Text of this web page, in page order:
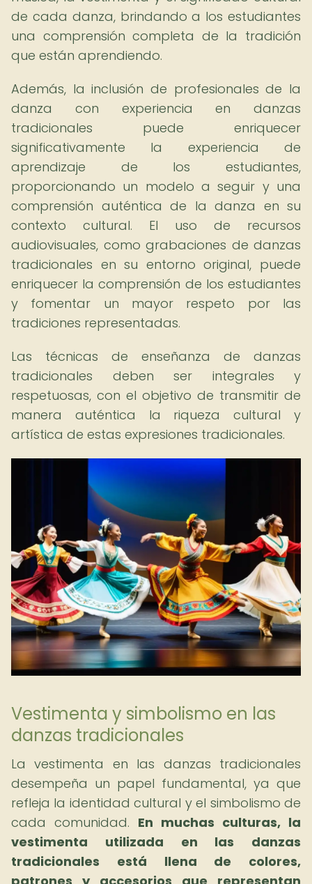
de cada danza, brindando a los estudiantes
una comprensión completa de la tradición
que están aprendiendo.
Además, la inclusión de profesionales de la
danza con experiencia en danzas
tradicionales puede enriquecer
significativamente la experiencia de
aprendizaje de los estudiantes,
proporcionando un modelo a seguir y una
comprensión auténtica de la danza en su
contexto cultural. El uso de recursos
audiovisuales, como grabaciones de danzas
tradicionales en su entorno original, puede
enriquecer la comprensión de los estudiantes
y fomentar un mayor respeto por las
tradiciones representadas.
Las técnicas de enseñanza de danzas
tradicionales deben ser integrales y
respetuosas, con el objetivo de transmitir de
manera auténtica la riqueza cultural y
artística de estas expresiones tradicionales.
Vestimenta y simbolismo en las
danzas tradicionales
La vestimenta en las danzas tradicionales
desempeña un papel fundamental, ya que
refleja la identidad cultural y el simbolismo de
cada comunidad. En muchas culturas, la
vestimenta utilizada en las danzas
tradicionales está llena de colores,